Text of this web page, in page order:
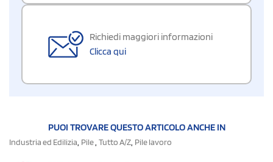
Richiedi maggiori informazioni
Clicca qui
PUOI TROVARE QUESTO ARTICOLO ANCHE IN
Industria ed Edilizia, Pile, Tutto A/Z, Pile lavoro